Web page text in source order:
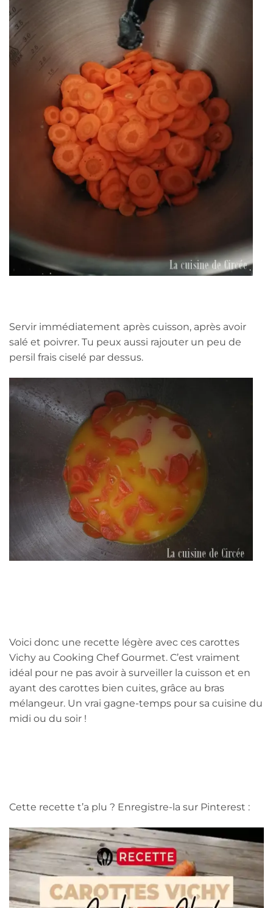
Servir immédiatement après cuisson, après avoir
salé et poivrer. Tu peux aussi rajouter un peu de
persil frais ciselé par dessus.
Voici donc une recette légère avec ces carottes
Vichy au Cooking Chef Gourmet. C’est vraiment
idéal pour ne pas avoir à surveiller la cuisson et en
ayant des carottes bien cuites, grâce au bras
mélangeur. Un vrai gagne-temps pour sa cuisine du
midi ou du soir !
Cette recette t’a plu ? Enregistre-la sur Pinterest :